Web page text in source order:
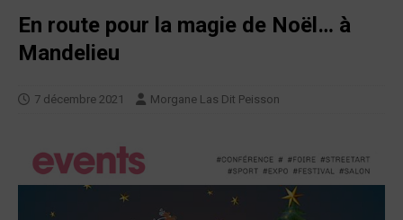
En route pour la magie de Noël… à
Mandelieu
7 décembre 2021 Morgane Las Dit Peisson